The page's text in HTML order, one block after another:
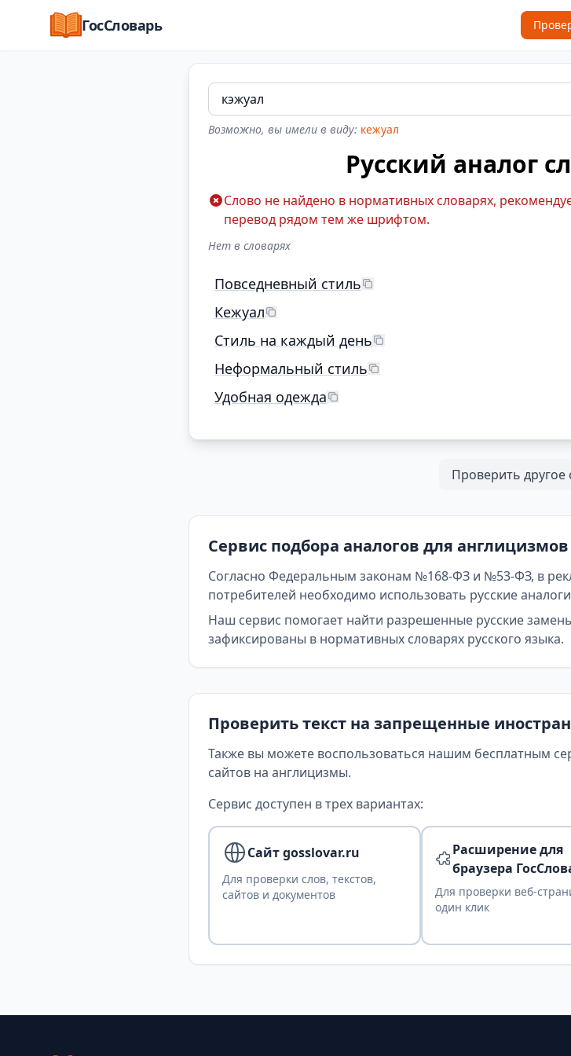
ГосСловарь
Возможно, вы имели в виду: кежуал
Русский аналог
Слово не найдено в нормативных словарях,
перевод рядом тем же шрифтом.
Нет в словарях
Повседневный стиль
Кежуал
Стиль на каждый день
Неформальный стиль
Удобная одежда
Проверить другое
Сервис подбора аналогов для англицизмов
Согласно Федеральным законам №168-ФЗ и №53-ФЗ, в
потребителей необходимо использовать русские
Наш сервис помогает найти разрешенные русские
зафиксированы в нормативных словарях русского языка.
Проверить текст на запрещенные
Также вы можете воспользоваться нашим бесплатным
сайтов на англицизмы.
Сервис доступен в трех вариантах:
Сайт gosslovar.ru
Для проверки слов, текстов,
сайтов и документов
Расширение для
браузера
Для проверки веб-
один клик